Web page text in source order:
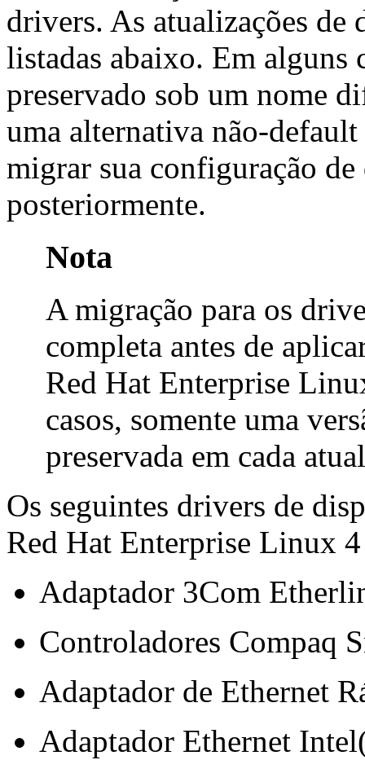
drivers. As atualizações
listadas abaixo. Em
preservado sob um nome
uma alternativa não-default
migrar sua configuração
posteriormente.
Nota
A migração para os
completa antes de
Red Hat Enterprise
casos, somente uma
preservada em cada
Os seguintes drivers de
Red Hat Enterprise Linux
Adaptador 3Com
Controladores Compaq
Adaptador de Ethernet
Adaptador Ethernet